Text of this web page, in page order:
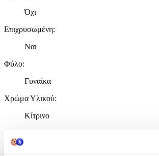
Όχι
Επιχρυσωμένη:
Ναι
Φύλο:
Γυναίκα
Χρώμα Υλικού:
Κίτρινο
Λεπτομέρειες